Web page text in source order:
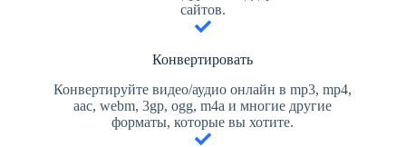
сайтов.
Конвертировать
Конвертируйте видео/аудио онлайн в mp3, mp4,
aac, webm, 3gp, ogg, m4a и многие другие
форматы, которые вы хотите.